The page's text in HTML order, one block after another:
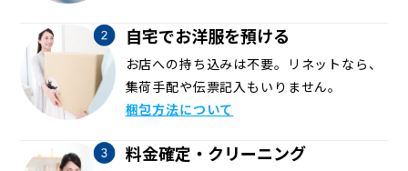
自宅でお洋服を預ける
お店への持ち込みは不要。リネットなら、
集荷手配や伝票記入もいりません。
梱包方法について
料金確定・クリーニング